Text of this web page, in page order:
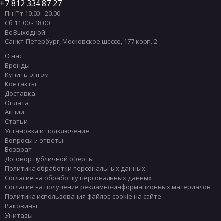
Круглые раковины Scarabeo
Круглые раковины Simas
Полукруглые раковины
Раковины 105 см
Прямоугольные раковины
Раковины 115 см
Раковины 130 см
Раковины 150 см
Раковины 35 см
Розовые раковины
Раковины 50 см
Раковины 60 см
Раковины 65 см
Синие раковины
Раковины 75 см
Раковины 85 см
Раковины 90 см
Раковины 95 см
7 812 334 87 27
Пн-Пт 10.00 - 20.00
Сб 11.00 - 18.00
Вс Выходной
Санкт-Петербург, Московское шоссе, 177 корп. 2
О нас
Бренды
Купить оптом
Контакты
Доставка
Оплата
Акции
Статьи
Установка и подключение
Вопросы и ответы
Возврат
Договор публичной оферты
Политика обработки персональных данных
Согласие на обработку персональных данных
Согласие на получение рекламно-информационных материалов
Политика использования файлов cookie на сайте
Раковины
Унитазы